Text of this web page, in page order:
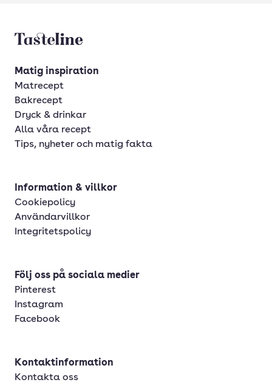
Tasteline startsida
Matig inspiration
Matrecept
Bakrecept
Dryck & drinkar
Alla våra recept
Tips, nyheter och matig fakta
Information & villkor
Cookiepolicy
Användarvillkor
Integritetspolicy
Följ oss på sociala medier
Pinterest
Instagram
Facebook
Kontaktinformation
Kontakta oss